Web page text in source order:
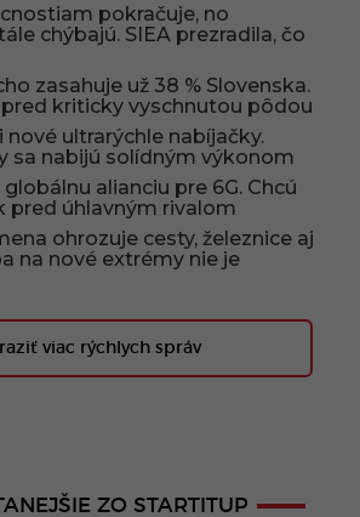
pokračuje, no
chýbajú. SIEA prezradila, čo
zasahuje už 38 % Slovenska.
pred kriticky vyschnutou pôdou
nové ultrarýchle nabíjačky.
sa nabijú solídným výkonom
alianciu pre 6G. Chcú
pred úhlavným rivalom
ohrozuje cesty, železnice aj
na nové extrémy nie je
viac rýchlych správ
ZO STARTITUP